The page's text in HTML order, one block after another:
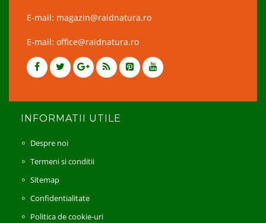
E-mail: magazin@raidnatura.ro
E-mail: office@raidnatura.ro
INFORMATII UTILE
Despre noi
Termeni si conditii
Sitemap
Confidentialitate
Politica de cookie-uri